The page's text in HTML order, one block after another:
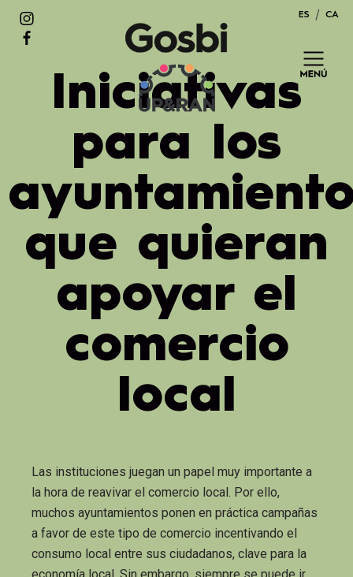
Saltar
al
ES CA
Iniciativas
para los
que quieran
apoyar el
comercio
local
Las instituciones juegan un papel muy importante a
la hora de reavivar el comercio local. Por ello,
muchos ayuntamientos ponen en práctica campañas
a favor de este tipo de comercio incentivando el
consumo local entre sus ciudadanos, clave para la